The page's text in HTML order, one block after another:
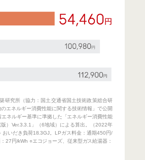
研究所（協力：国土交通省国土技術政策総合研
エネルギー消費性能に関する技術情報」で公開
ネルギー基準に準拠した「エネルギー消費性能
）Ver.3.3.1」（6地域）による算出。（2022年
おいだき負荷18.3GJ。LPガス料金：通期450円/
27円/kWh ○エコジョーズ、従来型ガス給湯器：